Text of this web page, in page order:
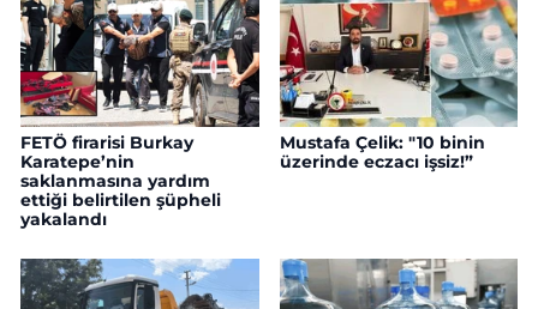
FETÖ firarisi Burkay
Karatepe’nin
saklanmasına yardım
ettiği belirtilen şüpheli
yakalandı
Mustafa Çelik: "10 binin
üzerinde eczacı işsiz!”